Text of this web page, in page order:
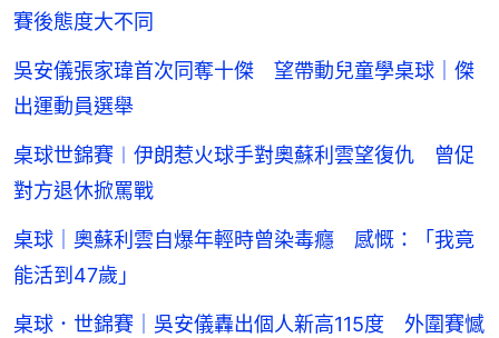
賽後態度大不同
吳安儀張家瑋首次同奪十傑 望帶動兒童學桌球｜傑
出運動員選舉
桌球世錦賽︱伊朗惹火球手對奧蘇利雲望復仇 曾促
對方退休掀罵戰
桌球｜奧蘇利雲自爆年輕時曾染毒癮 感慨：「我竟
能活到47歲」
桌球．世錦賽｜吳安儀轟出個人新高115度 外圍賽憾